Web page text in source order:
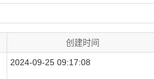
创建时间
2024-09-25 09:17:08